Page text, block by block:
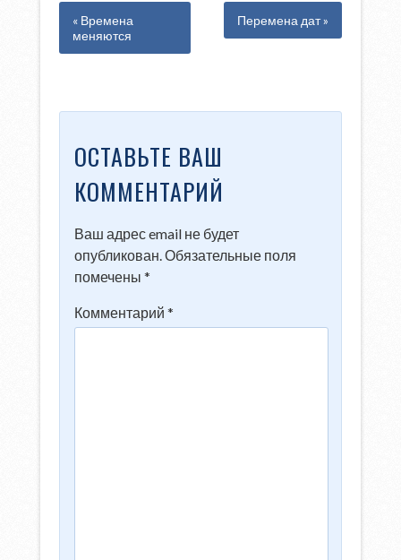
« Времена
меняются
Перемена дат »
ОСТАВЬТЕ ВАШ
КОММЕНТАРИЙ
Ваш адрес email не будет
опубликован.Обязательные поля
помечены*
Комментарий*